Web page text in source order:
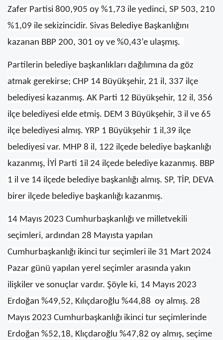
Zafer Partisi 800,905 oy %1,73 ile yedinci, SP 503, 210
%1,09 ile sekizincidir. Sivas Belediye Başkanlığını
kazanan BBP 200, 301 oy ve %0,43’e ulaşmış.
Partilerin belediye başkanlıkları dağılımına da göz
atmak gerekirse; CHP 14 Büyükşehir, 21 il, 337 ilçe
belediyesi kazanmış. AK Parti 12 Büyükşehir, 12 il, 356
ilçe belediyesi elde etmiş. DEM 3 Büyükşehir, 3 il ve 65
ilçe belediyesi almış. YRP 1 Büyükşehir 1 il,39 ilçe
belediyesi var. MHP 8 il, 122 ilçede belediye başkanlığı
kazanmış, İYİ Parti 1il 24 ilçede belediye kazanmış. BBP
1 il ve 14 ilçede belediye başkanlığı almış. SP, TİP, DEVA
birer ilçede belediye başkanlığı kazanmış.
14 Mayıs 2023 Cumhurbaşkanlığı ve milletvekili
seçimleri, ardından 28 Mayısta yapılan
Cumhurbaşkanlığı ikinci tur seçimleri ile 31 Mart 2024
Pazar günü yapılan yerel seçimler arasında yakın
ilişkiler ve sonuçlar vardır. Şöyle ki, 14 Mayıs 2023
Erdoğan %49,52, Kılıçdaroğlu %44,88 oy almış. 28
Mayıs 2023 Cumhurbaşkanlığı ikinci tur seçimlerinde
Erdoğan %52,18, Klıçdaroğlu %47,82 oy almış, seçime